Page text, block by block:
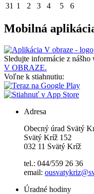
31 1 2 3 4 5 6
Mobilná
Sledujte informácie z nášho
V OBRAZE.
Voľne k stiahnutiu:
Adresa
Obecný úrad Svätý
Svätý Kríž 152
032 11 Svätý Kríž
tel.: 044/559 26 36
email:
Úradné hodiny